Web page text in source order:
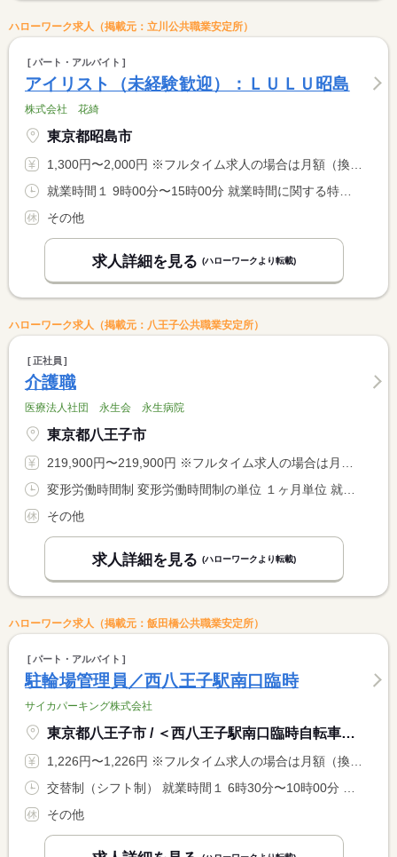
ハローワーク求人（掲載元：立川公共職業安定所）
パート・アルバイト
アイリスト（未経験歓迎）：ＬＵＬＵ昭島
株式会社 花綺
東京都昭島市
1,300円〜2,000円 ※フルタイム求人の場合は月額（換算額）、パート求人の場合は時間額を表示しています。
その他
求人詳細を見る (ハローワークより転載)
ハローワーク求人（掲載元：八王子公共職業安定所）
正社員
介護職
医療法人社団 永生会 永生病院
東京都八王子市
219,900円〜219,900円 ※フルタイム求人の場合は月額（換算額）、パート求人の場合は時間額を表示しています。
その他
求人詳細を見る (ハローワークより転載)
ハローワーク求人（掲載元：飯田橋公共職業安定所）
パート・アルバイト
駐輪場管理員／西八王子駅南口臨時
サイカパーキング株式会社
東京都八王子市 / ＜西八王子駅南口臨時自転車駐車場＞
1,226円〜1,226円 ※フルタイム求人の場合は月額（換算額）、パート求人の場合は時間額を表示しています。
その他